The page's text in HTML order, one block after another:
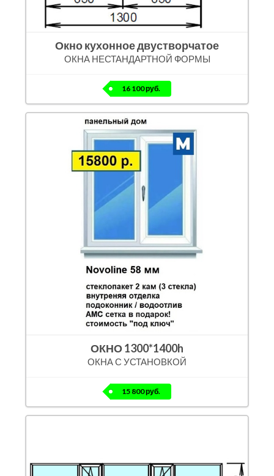
Окно кухонное двустворчатое
ОКНА НЕСТАНДАРТНОЙ ФОРМЫ
16 100 руб.
ОКНО 1300*1400h
ОКНА С УСТАНОВКОЙ
15 800 руб.